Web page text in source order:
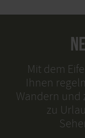
Mit dem
Ihnen
Wandern und
zu